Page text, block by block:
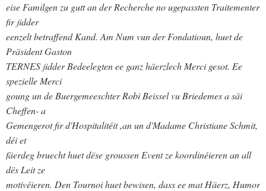
eise Familgen zu gutt an der Recherche no ugepassten Traitementer
fir jidder
eenzelt betraffend Kand. Am Num vun der Fondatioun, huet de
Präsident Gaston
TERNES jidder Bedeelegten ee ganz häerzlech Merci gesot. Ee
spezielle Merci
goung un de Buergemeeschter Robi Beissel vu Briedemes a säi
Cheffen- a
Gemengerot fir d'Hospitalitéit ,an un d'Madame Christiane Schmit,
déi et
fäerdeg bruecht huet dëse groussen Event ze koordinéieren an all
dës Leit ze
motivéieren. Den Tournoi huet bewisen, dass ee mat Häerz, Humor